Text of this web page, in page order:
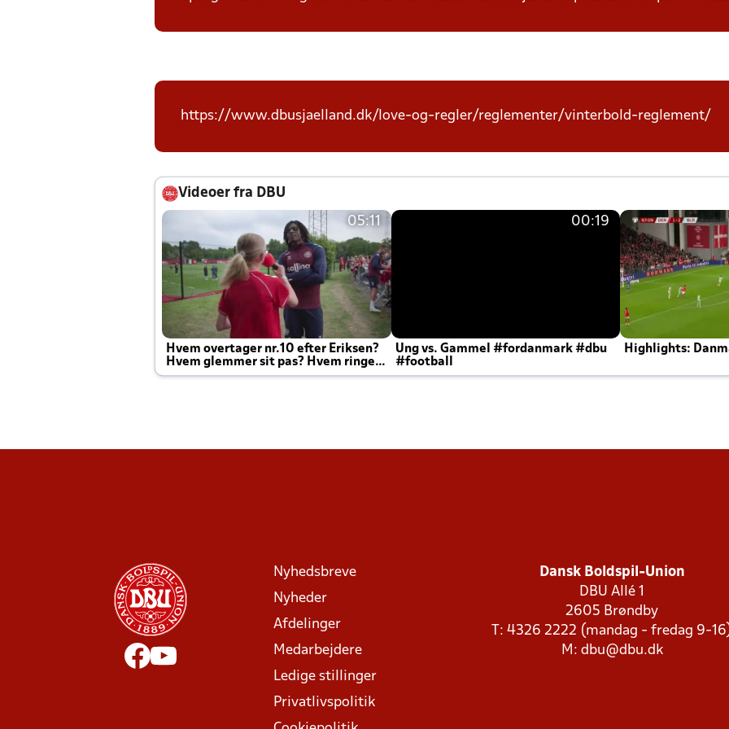
https://www.dbusjaelland.dk/love-og-regler/reglementer/vinterbold-reglement/
Videoer fra DBU
05:11
Hvem overtager nr.10 efter Eriksen?
Hvem glemmer sit pas? Hvem ringer
Joachim altid til efter kampe?
00:19
Ung vs. Gammel #fordanmark #dbu
#football
Highlights:
Nyhedsbreve
Nyheder
Afdelinger
Medarbejdere
Ledige stillinger
Privatlivspolitik
Dansk Boldspil-Union
DBU Allé 1
2605 Brøndby
T: 4326 2222 (mandag - fredag 9-
M: dbu@dbu.dk